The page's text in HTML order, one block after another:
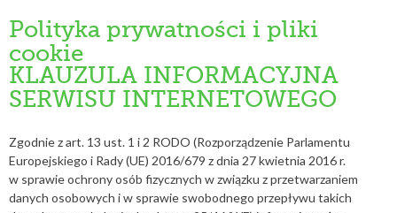
Polityka prywatności i pliki
cookie
KLAUZULA INFORMACYJNA
SERWISU INTERNETOWEGO
Zgodnie z art. 13 ust. 1 i 2 RODO (Rozporządzenie Parlamentu
Europejskiego i Rady (UE) 2016/679 z dnia 27 kwietnia 2016 r.
w sprawie ochrony osób fizycznych w związku z przetwarzaniem
danych osobowych i w sprawie swobodnego przepływu takich